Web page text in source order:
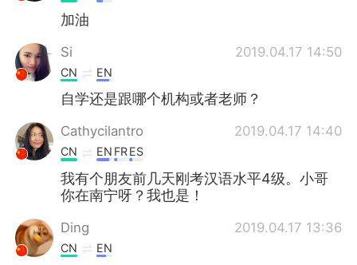
加油
Si 2019.04.17 14:50
CN EN
自学还是跟哪个机构或者老师？
Cathycilantro 2019.04.17 14:40
CN EN FRES
我有个朋友前几天刚考汉语水平4级。小哥
你在南宁呀？我也是！
Ding 2019.04.17 13:36
CN EN